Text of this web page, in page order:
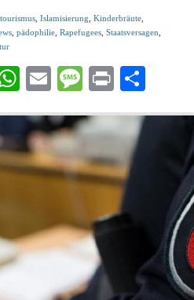
Islamisierung Kinderbräute
pädophilie Rapefugees Staatsversagen
WhatsApp
EmailMessage
Print